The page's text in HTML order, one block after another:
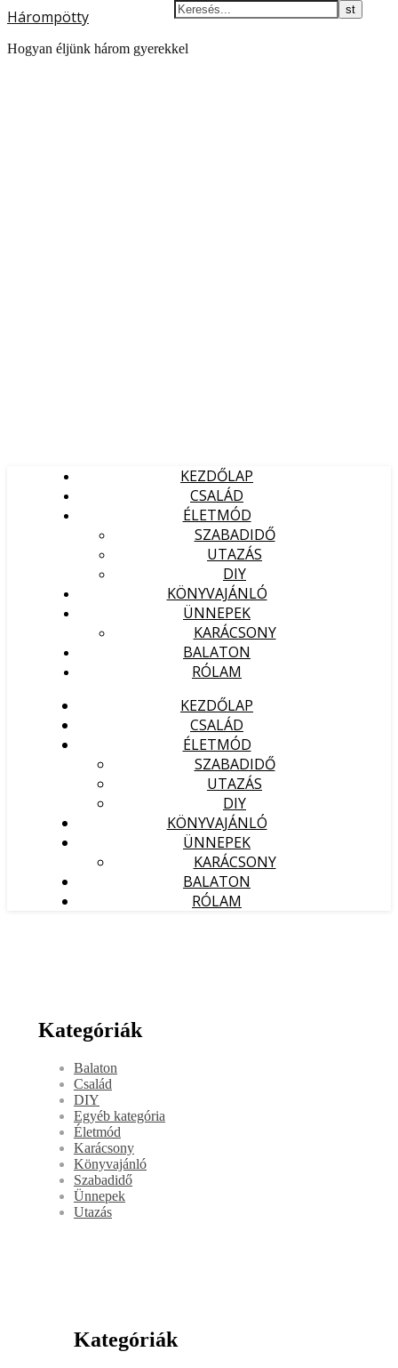
Hárompötty
Hogyan éljünk három gyerekkel
KEZDŐLAP
CSALÁD
ÉLETMÓD
SZABADIDŐ
UTAZÁS
DIY
KÖNYVAJÁNLÓ
ÜNNEPEK
KARÁCSONY
BALATON
RÓLAM
KEZDŐLAP
CSALÁD
ÉLETMÓD
SZABADIDŐ
UTAZÁS
DIY
KÖNYVAJÁNLÓ
ÜNNEPEK
KARÁCSONY
BALATON
RÓLAM
Kategóriák
Balaton
Család
DIY
Egyéb kategória
Életmód
Karácsony
Könyvajánló
Szabadidő
Ünnepek
Utazás
Kategóriák